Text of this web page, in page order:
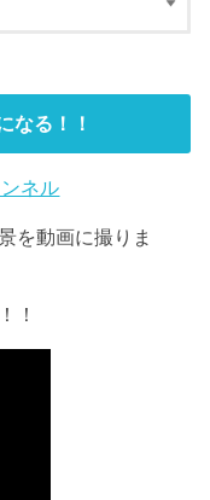
なる！！
ネル
を動画に撮りま
！